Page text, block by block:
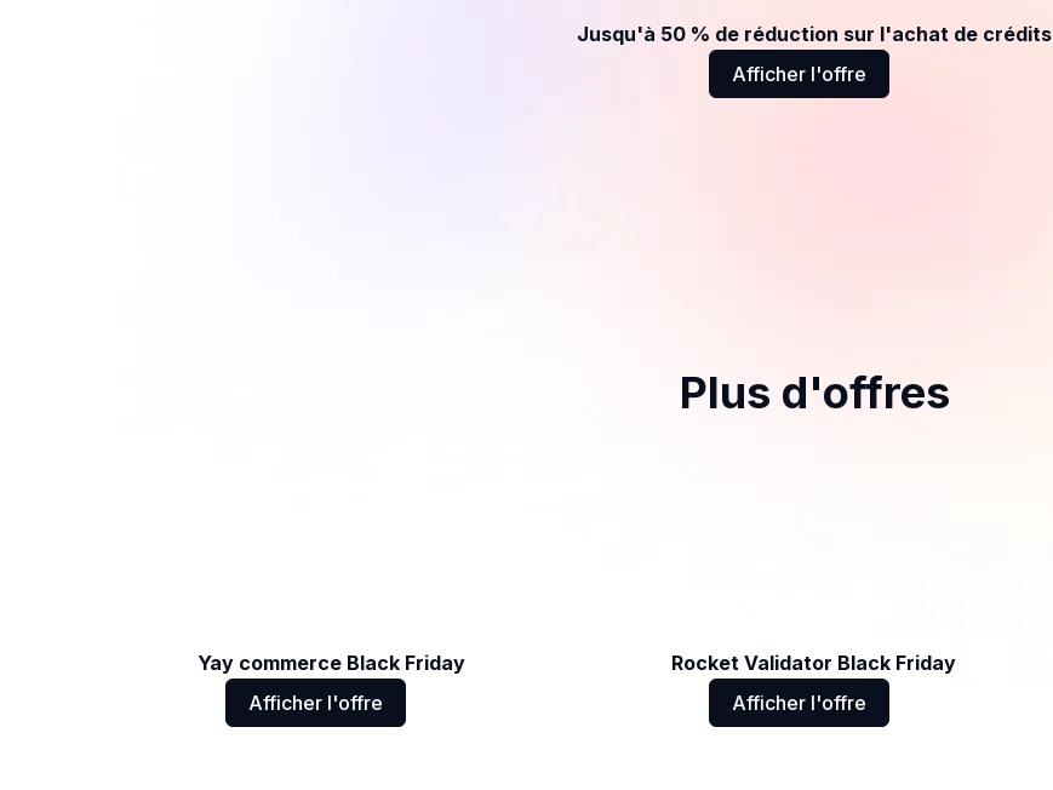
Jusqu'à 50 % de réduction sur l'achat de crédits
Afficher l'offre
Plus d'offres
Yay commerce Black Friday
Afficher l'offre
Rocket Validator Black Friday
Afficher l'offre